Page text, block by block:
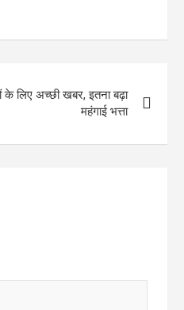
के लिए अच्छी खबर, इतना बढ़ा
महंगाई भत्ता